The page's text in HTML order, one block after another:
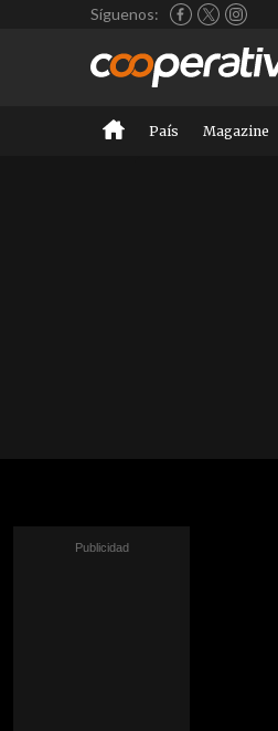
Síguenos:
País Magazine